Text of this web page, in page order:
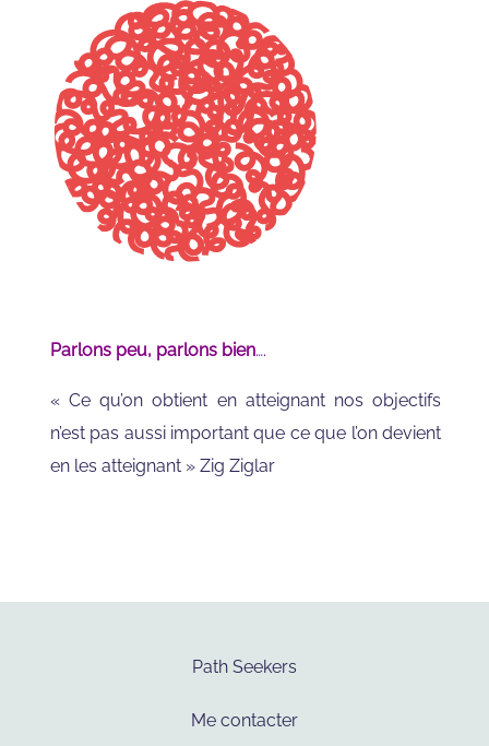
Parlons peu, parlons bien….
« Ce qu’on obtient en atteignant nos objectifs
n’est pas aussi important que ce que l’on devient
en les atteignant » Zig Ziglar
Path Seekers
Me contacter